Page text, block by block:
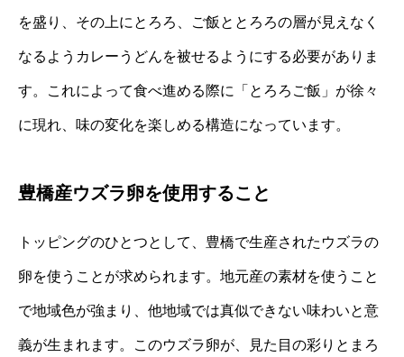
を盛り、その上にとろろ、ご飯ととろろの層が見えなく
なるようカレーうどんを被せるようにする必要がありま
す。これによって食べ進める際に「とろろご飯」が徐々
に現れ、味の変化を楽しめる構造になっています。
豊橋産ウズラ卵を使用すること
トッピングのひとつとして、豊橋で生産されたウズラの
卵を使うことが求められます。地元産の素材を使うこと
で地域色が強まり、他地域では真似できない味わいと意
義が生まれます。このウズラ卵が、見た目の彩りとまろ